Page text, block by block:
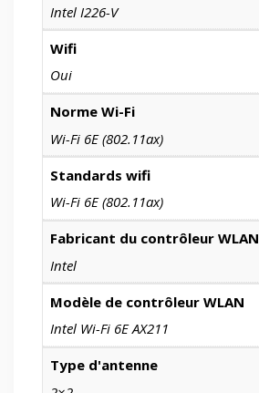
Intel I226-V
Wifi
Oui
Norme Wi-Fi
Wi-Fi 6E (802.11ax)
Standards wifi
Wi-Fi 6E (802.11ax)
Fabricant du contrôleur WLAN
Intel
Modèle de contrôleur WLAN
Intel Wi-Fi 6E AX211
Type d'antenne